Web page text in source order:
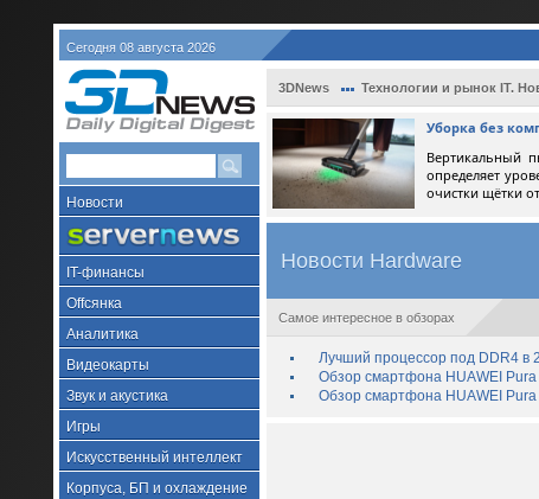
Сегодня 08 августа 2026
Новости
IT-финансы
Offсянка
Аналитика
Видеокарты
Звук и акустика
Игры
Искусственный интеллект
Корпуса, БП и охлаждение
3DNews Технологии и рынок IT.
Уборка без
Вертикальный
определяет
очистки щётки
Новости Hardware
Самое интересное в обзорах
Лучший процессор под DDR4 в
Обзор смартфона HUAWEI
Обзор смартфона HUAWEI